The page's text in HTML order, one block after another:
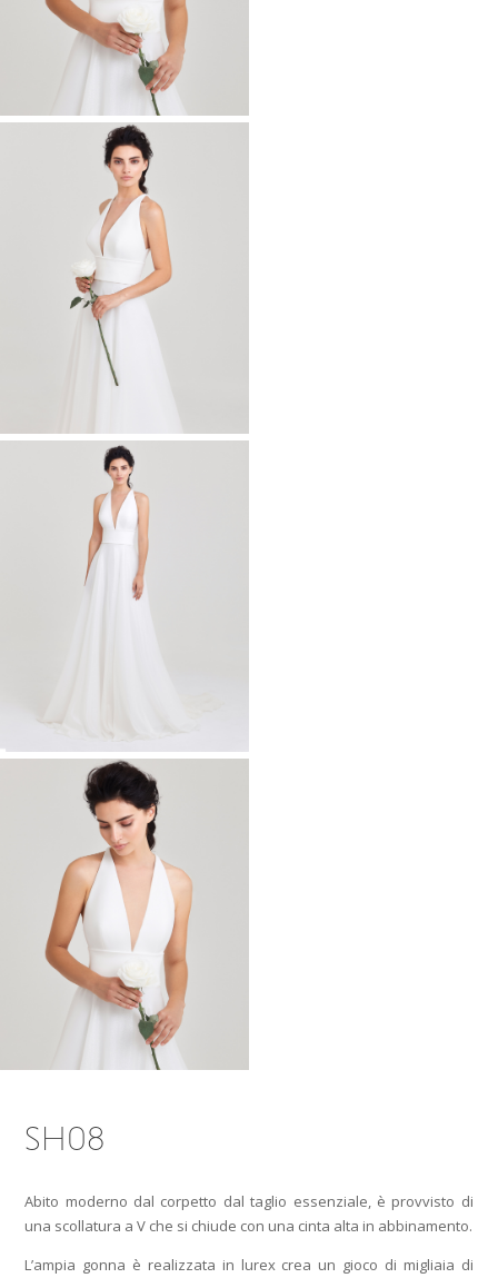
SH08
Abito moderno dal corpetto dal taglio essenziale, è provvisto di
una scollatura a V che si chiude con una cinta alta in abbinamento.
L’ampia gonna è realizzata in lurex crea un gioco di migliaia di